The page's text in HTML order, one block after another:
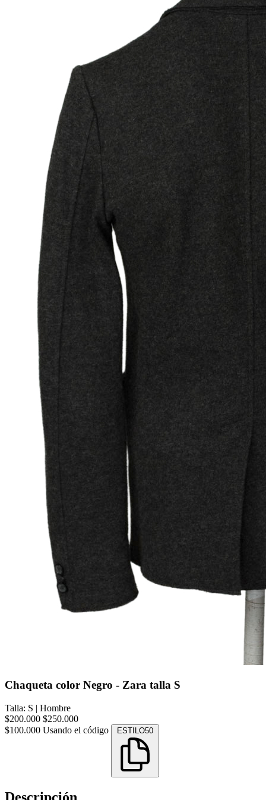
Chaqueta color Negro - Zara talla S
Talla: S | Hombre
$200.000 $250.000
$100.000 Usando el código ESTILO50
Descripción